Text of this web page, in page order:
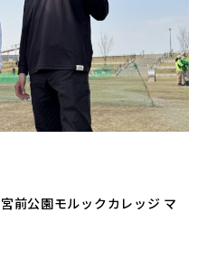
前公園モルックカレッジ マ